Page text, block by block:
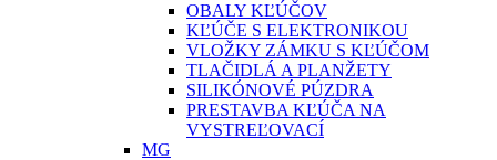
OBALY KĽÚČOV
KĽÚČE S ELEKTRONIKOU
VLOŽKY ZÁMKU S KĽÚČOM
TLAČIDLÁ A PLANŽETY
SILIKÓNOVÉ PÚZDRA
PRESTAVBA KĽÚČA NA
VYSTREĽOVACÍ
MG